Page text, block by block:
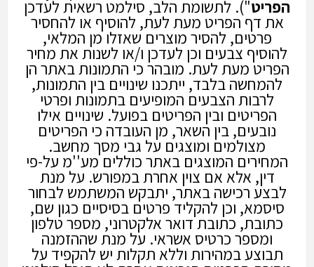
הפריט"). לתשומת הלב, סילמט רשאית לעדכן
את דף הפריט מעת לעת, להוסיף או להחסיר
פרטים, להסיר מוצרים שאזלו מן המלאי,
להוסיף צבעים וכן לעדכן ו/או לשנות את מחיר
הפריט מעת לעת. מובהר כי התמונות באתר הן
להמחשה בלבד, ייתכנו שינויים בין התמונות,
לרבות הצבעים המופיעים בתמונות ופרטי
הפריטים ובין הפריטים בפועל. שינויים אילו
נובעים, בין השאר, מן העובדה כי הפריטים
מצולמים ומוצגים על גבי מסך מחשב.
המחירים המוצגים באתר כוללים מע''מ על-פי
דין, אלא אם צוין אחרת במפורש. על מנת
לבצע רכישה באתר, יתבקש המשתמש לבחור
סיסמא, וכן להקליד פרטים בסיסיים כגון שם,
כתובת, כתובת דואר אלקטרוני, מספר טלפון
ומספר כרטיס אשראי. על מנת שההזמנה
תבוצע במהירות וללא תקלות יש להקפיד על